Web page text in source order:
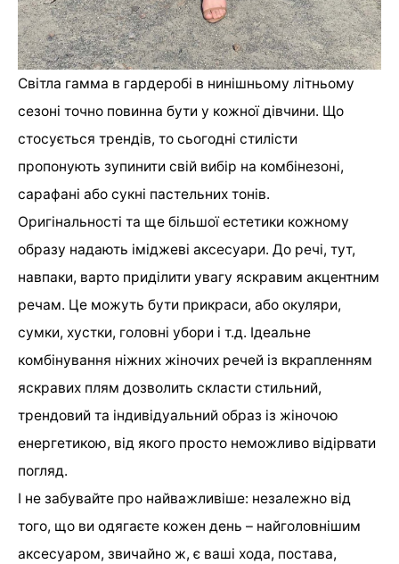
Світла гамма в гардеробі в нинішньому літньому
сезоні точно повинна бути у кожної дівчини. Що
стосується трендів, то сьогодні стилісти
пропонують зупинити свій вибір на комбінезоні,
сарафані або сукні пастельних тонів.
Оригінальності та ще більшої естетики кожному
образу надають іміджеві аксесуари. До речі, тут,
навпаки, варто приділити увагу яскравим акцентним
речам. Це можуть бути прикраси, або окуляри,
сумки, хустки, головні убори і т.д. Ідеальне
комбінування ніжних жіночих речей із вкрапленням
яскравих плям дозволить скласти стильний,
трендовий та індивідуальний образ із жіночою
енергетикою, від якого просто неможливо відірвати
погляд.
І не забувайте про найважливіше: незалежно від
того, що ви одягаєте кожен день – найголовнішим
аксесуаром, звичайно ж, є ваші хода, постава,